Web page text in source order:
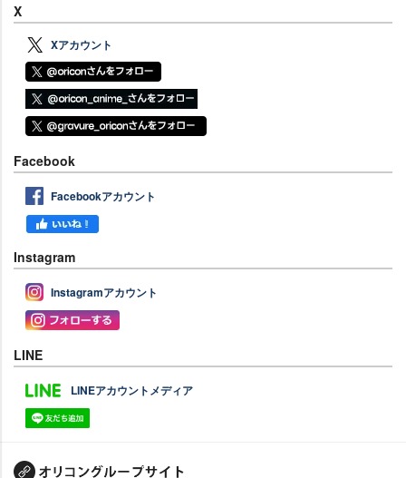
X
Xアカウント
Facebook
Facebookアカウント
Instagram
Instagramアカウント
LINE
LINEアカウントメディア